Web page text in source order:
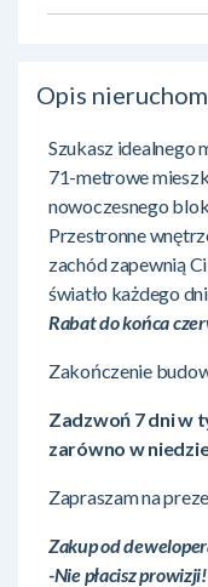
Opis
Szukasz idealnego
71-metrowe
nowoczesnego
Przestronne
zachód zapewnią
światło każdego
Rabat do końca
Zakończenie
Zadzwoń 7 dni w
zarówno w
Zapraszam na
Zakup od
-Nie płacisz prowizji!